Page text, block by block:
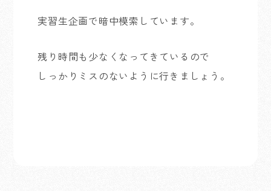
実習生企画で暗中模索しています。
残り時間も少なくなってきているので
しっかりミスのないように行きましょう。